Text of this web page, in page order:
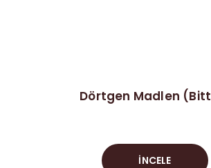
Dörtgen Madlen
İNCELE